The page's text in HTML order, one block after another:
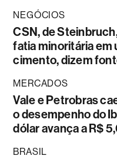
NEGÓCIOS
CSN, de
fatia minoritária em
cimento, dizem
MERCADOS
Vale e Petrobras
o desempenho do
dólar avança a R$
BRASIL